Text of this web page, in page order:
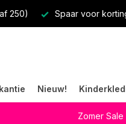
250) Spaar voor
Nieuw!
Zomer